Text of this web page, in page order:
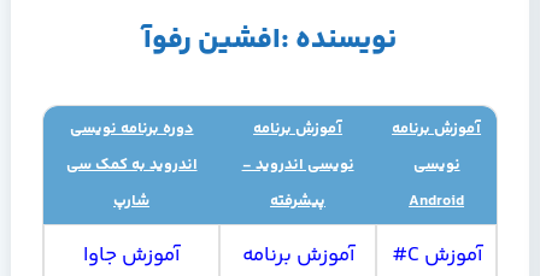
نویسنده :افشین رفوآ
آموزش برنامه
نویسی
Android
آموزش برنامه
نویسی اندروید -
پیشرفته
دوره برنامه نویسی
اندروید به کمک سی
شارپ
آموزش C#
آموزش برنامه
آموزش جاوا